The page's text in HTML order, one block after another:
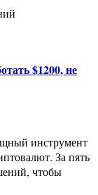
$1200, не
За пять
чтобы